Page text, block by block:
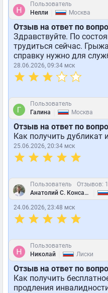
Пользователь
Нелли
Москва
Отзыв на ответ по
Здравствуйте. По
трудиться сейчас.
справку нужно для
28.06.2026, 09:34 мск
Пользователь
Галина
Москва
Отзыв на ответ по
Как получить дубликат
25.06.2026, 20:34 мск
Пользователь
Отзывов:
Анатолий С. Консалтинговое агентство "Лайф-Промо"
24.06.2026, 23:48 мск
Пользователь
Николай
Лиски
Отзыв на ответ по
Как получить
продления